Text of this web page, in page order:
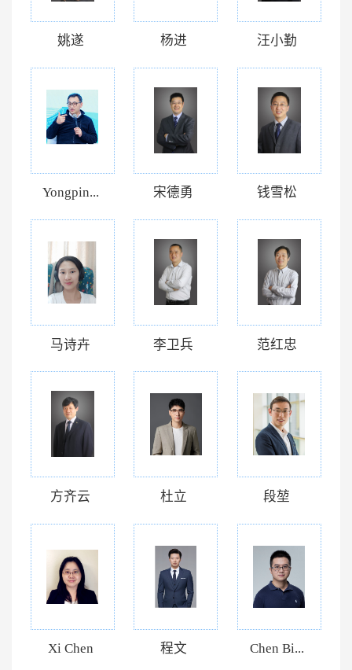
姚遂 杨进 汪小勤
Yongpin... 宋德勇 钱雪松
马诗卉 李卫兵 范红忠
方齐云 杜立 段堃
Xi Chen 程文 Chen Bi...